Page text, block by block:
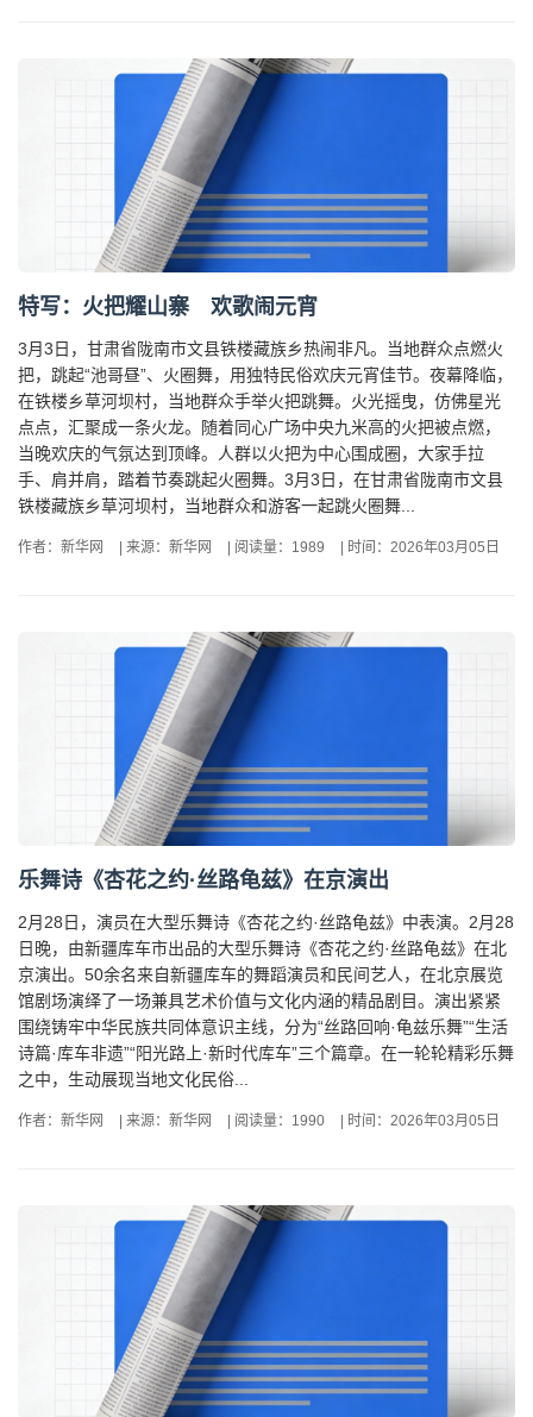
特写：火把耀山寨 欢歌闹元宵
3月3日，甘肃省陇南市文县铁楼藏族乡热闹非凡。当地群众点燃火
把，跳起“池哥昼”、火圈舞，用独特民俗欢庆元宵佳节。夜幕降临，
在铁楼乡草河坝村，当地群众手举火把跳舞。火光摇曳，仿佛星光
点点，汇聚成一条火龙。随着同心广场中央九米高的火把被点燃，
当晚欢庆的气氛达到顶峰。人群以火把为中心围成圈，大家手拉
手、肩并肩，踏着节奏跳起火圈舞。3月3日，在甘肃省陇南市文县
铁楼藏族乡草河坝村，当地群众和游客一起跳火圈舞...
作者：新华网 来源：新华网 阅读量：1989 时间：2026年03月05日
乐舞诗《杏花之约·丝路龟兹》在京演出
2月28日，演员在大型乐舞诗《杏花之约·丝路龟兹》中表演。2月28
日晚，由新疆库车市出品的大型乐舞诗《杏花之约·丝路龟兹》在北
京演出。50余名来自新疆库车的舞蹈演员和民间艺人，在北京展览
馆剧场演绎了一场兼具艺术价值与文化内涵的精品剧目。演出紧紧
围绕铸牢中华民族共同体意识主线，分为“丝路回响·龟兹乐舞”“生活
诗篇·库车非遗”“阳光路上·新时代库车”三个篇章。在一轮轮精彩乐舞
之中，生动展现当地文化民俗...
作者：新华网 来源：新华网 阅读量：1990 时间：2026年03月05日